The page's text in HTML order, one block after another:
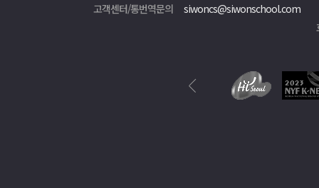
고객센터/통번역문의
siwoncs@siwonschool.com